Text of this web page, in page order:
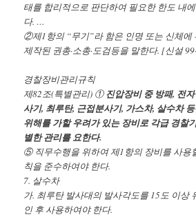
태를 합리적으로 판단하여 필요한 한도 내
다. …
②제1항의 “무기”라 함은 인명 또는 신체에
제작된 권총·소총·도검등을 말한다. [신설
경찰장비관리규칙
제82조(특별관리) ①진압장비 중 방패, 전
사기, 최루탄, 근접분사기, 가스차, 살수차
위해를 가할 우려가 있는 장비로 각급 경찰
별한 관리를 요한다.
⑤ 직무수행을 위하여 제1항의 장비를 사용
칙을 준수하여야 한다.
7. 살수차
가. 최루탄 발사대의 발사각도를 15도 이상
인 후 사용하여야 한다.